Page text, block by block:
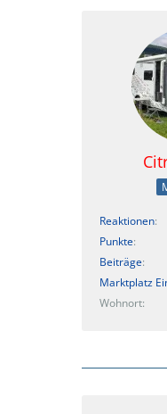
Reaktionen
Punkte
Beiträge
Marktplatz
Wohnort